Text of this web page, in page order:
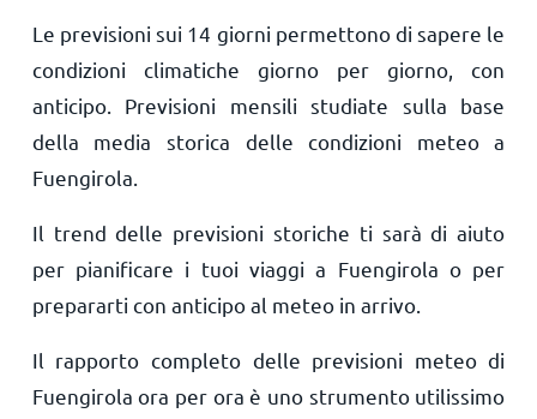
Le previsioni sui 14 giorni permettono di sapere le
condizioni climatiche giorno per giorno, con
anticipo. Previsioni mensili studiate sulla base
della media storica delle condizioni meteo a
Fuengirola.
Il trend delle previsioni storiche ti sarà di aiuto
per pianificare i tuoi viaggi a Fuengirola o per
prepararti con anticipo al meteo in arrivo.
Il rapporto completo delle previsioni meteo di
Fuengirola ora per ora è uno strumento utilissimo